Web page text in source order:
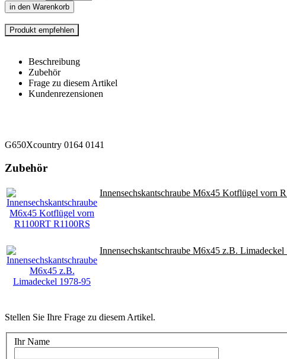
in den Warenkorb
Beschreibung
Zubehör
Frage zu diesem Artikel
Kundenrezensionen
G650Xcountry 0164 0141
Zubehör
Innensechskantschraube M6x45 Kotflügel vorn
Innensechskantschraube M6x45 z.B. Limadeckel
Stellen Sie Ihre Frage zu diesem Artikel.
Ihr Name